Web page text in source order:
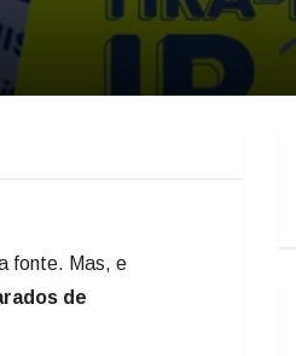
fonte. Mas, e
de